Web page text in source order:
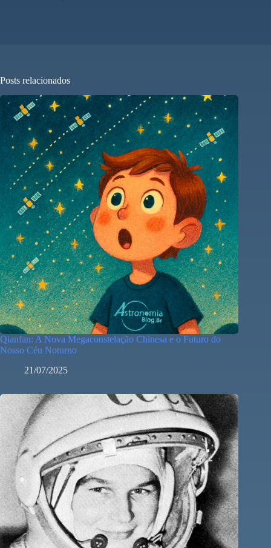
Posts relacionados
Qianfan: A Nova Megaconstelação Chinesa e o Futuro do
Nosso Céu Noturno
21/07/2025